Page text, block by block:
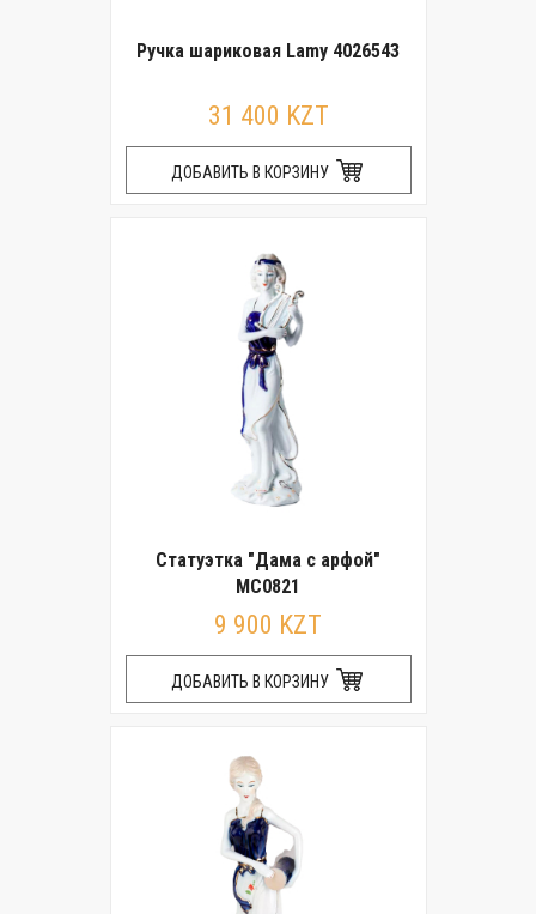
Ручка шариковая Lamy 4026543
31 400 KZT
ДОБАВИТЬ В КОРЗИНУ
Статуэтка "Дама с арфой"
MC0821
9 900 KZT
ДОБАВИТЬ В КОРЗИНУ